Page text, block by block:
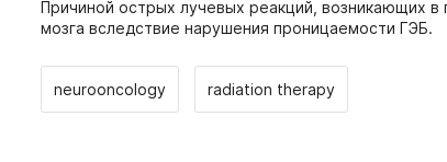
Причиной острых лучевых реакций, возникающих
мозга вследствие нарушения проницаемости ГЭБ.
neurooncology radiation therapy